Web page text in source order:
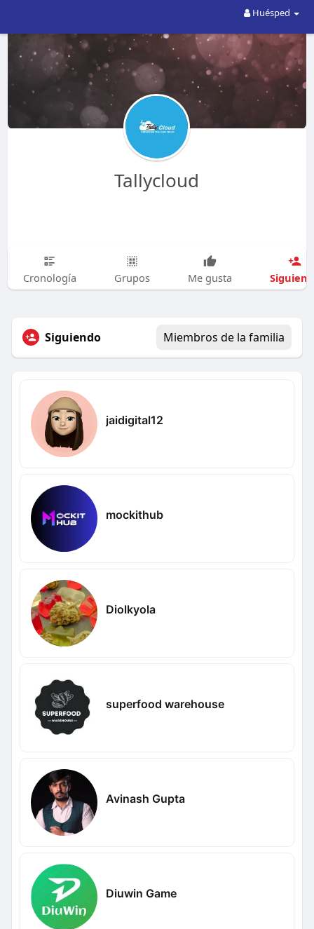
Huésped
Tallycloud
Cronología Grupos Me gusta
Siguiendo Miembros de la familia
jaidigital12
mockithub
Diolkyola
superfood warehouse
Avinash Gupta
Diuwin Game